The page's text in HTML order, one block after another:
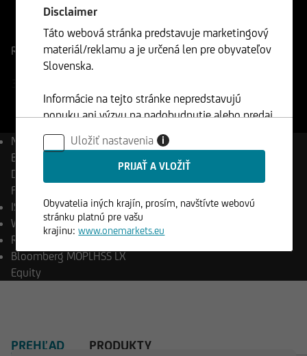
LU2503836731
WKN
A3DRJA
Referenčná cena148,32EUR Zmena
Názov
onemarkets
BlackRock Global Equity
Dynamic Opportunities
Fund - M
ISIN
LU2503836731
WKN
A3DRJA
Reuters
LP68727626
Bloomberg MOPLHSS LX
Equity
PREHĽAD PRODUKTY
Disclaimer
Táto webová stránka predstavuje marketingový
materiál/reklamu a je určená len pre obyvateľov
Slovenska.
Informácie na tejto stránke nepredstavujú
ponuku ani výzvu na nadobudnutie alebo predaj
akýchkoľvek cenných papierov a nesmú byť
klientom použité v žiadnej jurisdikcií, kde je
takéto použitie zakázané.
Uložiť nastavenia i
Obyvatelia iných krajín, prosím, navštívte webovú
stránku platnú pre vašu
krajinu:www.onemarkets.eu